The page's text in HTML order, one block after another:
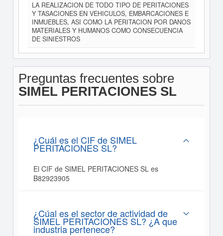
LA REALIZACION DE TODO TIPO DE PERITACIONES
Y TASACIONES EN VEHICULOS, EMBARCACIONES E
INMUEBLES, ASI COMO LA PERITACION POR DANOS
MATERIALES Y HUMANOS COMO CONSECUENCIA
DE SINIESTROS
Preguntas frecuentes sobre
SIMEL PERITACIONES SL
¿Cuál es el CIF de SIMEL
PERITACIONES SL?
El CIF de SIMEL PERITACIONES SL es
B82923905
¿Cúal es el sector de actividad de
SIMEL PERITACIONES SL? ¿A que
industria pertenece?